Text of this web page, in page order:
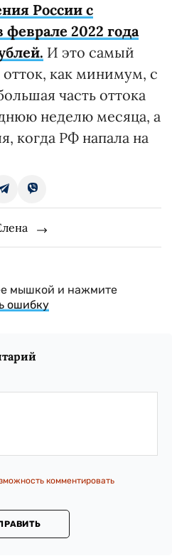
России с
феврале 2022 года
И это самый
как минимум, с
часть оттока
неделю месяца, а
когда РФ напала на
мышкой и нажмите
ошибку
комментировать